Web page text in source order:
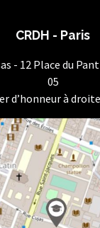
CRDH - Paris
- 12 Place du
05
d’honneur à